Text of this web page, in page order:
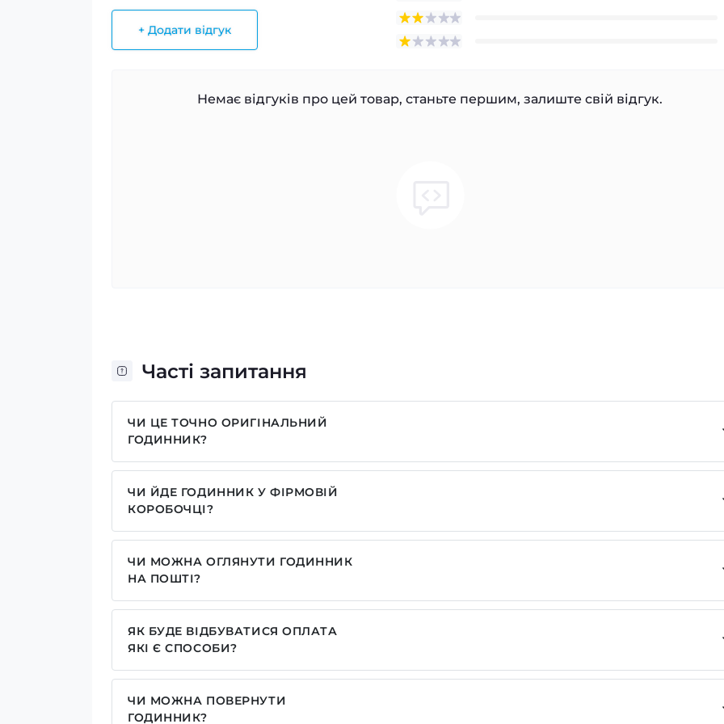
+ Додати відгук
Немає відгуків про цей товар, станьте першим, залиште свій відгук.
Часті запитання
ЧИ ЦЕ ТОЧНО ОРИГІНАЛЬНИЙ
ГОДИННИК?
Так, усі годинники у нас лише оригінальні, ми є представником багатьох брендів.
ЧИ ЙДЕ ГОДИННИК У ФІРМОВІЙ
КОРОБОЧЦІ?
Для годинників бренду Casio, Pagani Design, GUARDO та GOODYEAR додаємо фірмові коробочки із
брендовим надписом. Для бренду AWARDER додаємо чорну із тризубом коробочку або
камуфляжну(в залежності класична модель чи спортивна) усі інші моделі відправляємо надійно
моделі годинника. Особливо якщо купляєте годинник на подарунок рекомендуємо подивитись на
наші подарункові коробочки.
ЧИ МОЖНА ОГЛЯНУТИ ГОДИННИК
НА ПОШТІ?
Так у нас дозволений огляд годинників на пошті.
ЯК БУДЕ ВІДБУВАТИСЯ ОПЛАТА
ЯКІ Є СПОСОБИ?
У нас досить широкий вибір способів оплат. Можлива: оплата при отриманні, передплата за
реквізитами IBAN, оплата частинами від приватбанк, монобанк та пумб, а також оплата LiqРay на
сайті
ЧИ МОЖНА ПОВЕРНУТИ
ГОДИННИК?